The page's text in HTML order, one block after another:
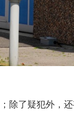
除了疑犯外，